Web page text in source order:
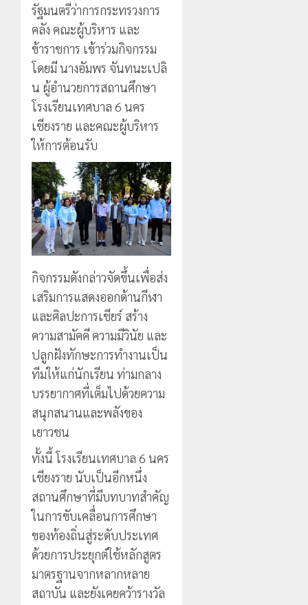
รัฐมนตรีว่าการกระทรวงการ
คลัง คณะผู้บริหาร และ
ข้าราชการ เข้าร่วมกิจกรรม
โดยมี นางอัมพร จันทนะเปลิ
น ผู้อำนวยการสถานศึกษา
โรงเรียนเทศบาล 6 นคร
เชียงราย และคณะผู้บริหาร
ให้การต้อนรับ
กิจกรรมดังกล่าวจัดขึ้นเพื่อส่ง
เสริมการแสดงออกด้านกีฬา
และศิลปะการเชียร์ สร้าง
ความสามัคคี ความมีวินัย และ
ปลูกฝังทักษะการทำงานเป็น
ทีมให้แก่นักเรียน ท่ามกลาง
บรรยากาศที่เต็มไปด้วยความ
สนุกสนานและพลังของ
เยาวชน
ทั้งนี้ โรงเรียนเทศบาล 6 นคร
เชียงราย นับเป็นอีกหนึ่ง
สถานศึกษาที่มีบทบาทสำคัญ
ในการขับเคลื่อนการศึกษา
ของท้องถิ่นสู่ระดับประเทศ
ด้วยการประยุกต์ใช้หลักสูตร
มาตรฐานจากหลากหลาย
สถาบัน และยังเคยคว้ารางวัล